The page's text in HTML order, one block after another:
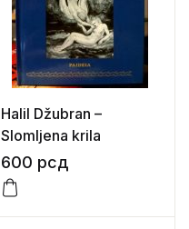
Halil Džubran –
Slomljena krila
600 рсд